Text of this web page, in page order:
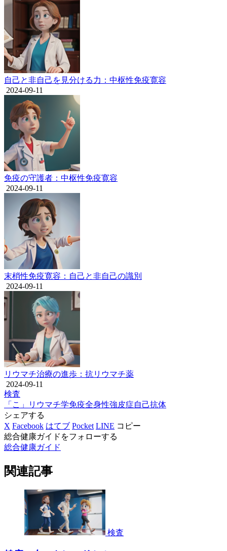
自己と非自己を見分ける力：中枢性免疫寛容
2024-09-11
免疫の守護者：中枢性免疫寛容
2024-09-11
末梢性免疫寛容：自己と非自己の識別
2024-09-11
リウマチ治療の進歩：抗リウマチ薬
2024-09-11
検査
「こ」
リウマチ学免疫全身性強皮症自己抗体
シェアする
X Facebook はてブ Pocket LINE コピー
総合健康ガイドをフォローする
総合健康ガイド
関連記事
検査